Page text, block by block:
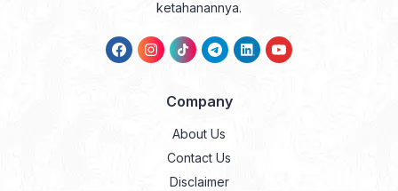
ketahanannya.
Company
About Us
Contact Us
Disclaimer